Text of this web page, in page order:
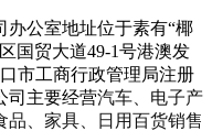
办公室地址位于素有“椰
国贸大道49-1号港澳发
市工商行政管理局注册
司主要经营汽车、电子产
品、家具、日用百货销售